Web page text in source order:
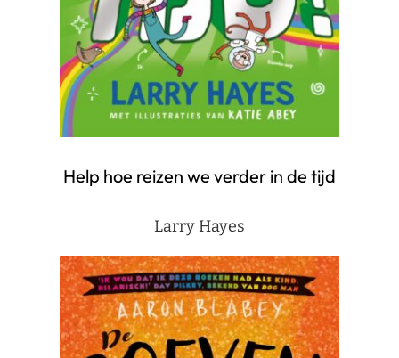
Help hoe reizen we verder in de tijd
Larry Hayes